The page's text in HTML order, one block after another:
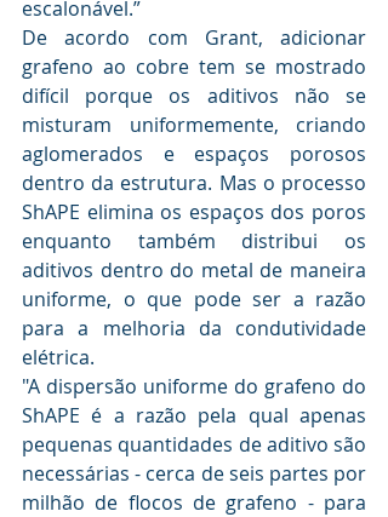
escalonável.”
De acordo com Grant, adicionar
grafeno ao cobre tem se mostrado
difícil porque os aditivos não se
misturam uniformemente, criando
aglomerados e espaços porosos
dentro da estrutura. Mas o processo
ShAPE elimina os espaços dos poros
enquanto também distribui os
aditivos dentro do metal de maneira
uniforme, o que pode ser a razão
para a melhoria da condutividade
elétrica.
"A dispersão uniforme do grafeno do
ShAPE é a razão pela qual apenas
pequenas quantidades de aditivo são
necessárias - cerca de seis partes por
milhão de flocos de grafeno - para